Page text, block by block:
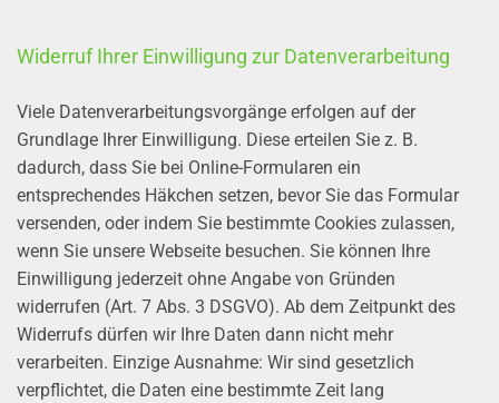
Widerruf Ihrer Einwilligung zur Datenverarbeitung
Viele Datenverarbeitungsvorgänge erfolgen auf der
Grundlage Ihrer Einwilligung. Diese erteilen Sie z. B.
dadurch, dass Sie bei Online-Formularen ein
entsprechendes Häkchen setzen, bevor Sie das Formular
versenden, oder indem Sie bestimmte Cookies zulassen,
wenn Sie unsere Webseite besuchen. Sie können Ihre
Einwilligung jederzeit ohne Angabe von Gründen
widerrufen (Art. 7 Abs. 3 DSGVO). Ab dem Zeitpunkt des
Widerrufs dürfen wir Ihre Daten dann nicht mehr
verarbeiten. Einzige Ausnahme: Wir sind gesetzlich
verpflichtet, die Daten eine bestimmte Zeit lang